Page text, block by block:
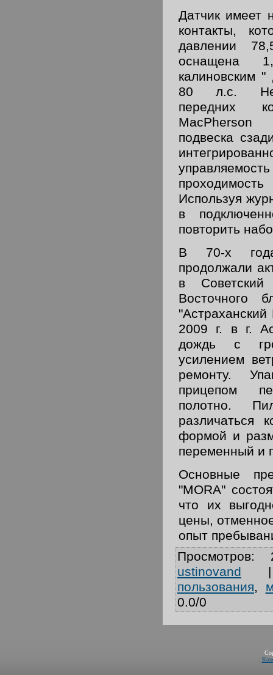
Датчик име­ет
контакты,
давлении
оснащена
калиновским
80 л.с.
передних
подвеска
Используя
в
повторить
В 70-х
продолжали
в
Восточного
2009 г. в г.
дождь с
усилением
ремонту.
прицепом
полотно.
различаться
формой и
переменный и
Основные
"MORA"
что их
цены,
опыт
Просмотров:
ustinovand
пользования,
0.0/0